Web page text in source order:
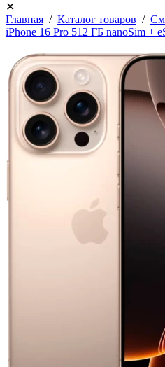
✕
Главная / Каталог товаров /
iPhone 16 Pro 512 ГБ nanoSim +